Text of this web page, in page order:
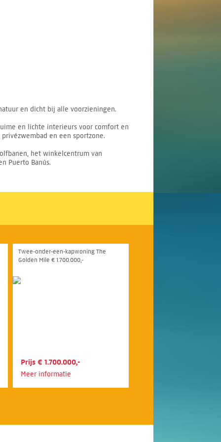
en dicht bij alle voorzieningen.
en lichte interieurs voor comfort en
en een sportzone.
het winkelcentrum van
Puerto Banús.
Twee-onder-een-kapwoning The
Golden Mile € 1.700.000,-
Prijs € 1.700.000,-
Meer informatie